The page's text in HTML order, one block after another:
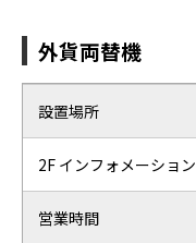
外貨両替機
設置場所
2F インフォメーション
営業時間